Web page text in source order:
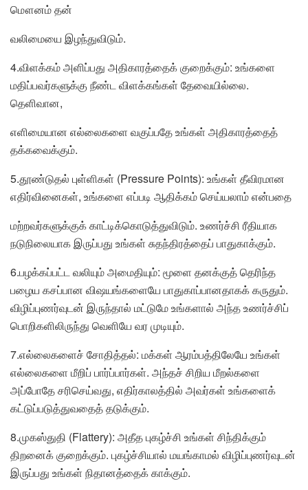
மௌனம் தன்
வலிமையை இழந்துவிடும்.
4.விளக்கம் அளிப்பது அதிகாரத்தைக் குறைக்கும்: உங்களை
மதிப்பவர்களுக்கு நீண்ட விளக்கங்கள் தேவையில்லை.
தெளிவான,
எளிமையான எல்லைகளை வகுப்பதே உங்கள் அதிகாரத்தைத்
தக்கவைக்கும்.
5.தூண்டுதல் புள்ளிகள் (Pressure Points): உங்கள் தீவிரமான
எதிர்வினைகள், உங்களை எப்படி ஆதிக்கம் செய்யலாம் என்பதை
மற்றவர்களுக்குக் காட்டிக்கொடுத்துவிடும். உணர்ச்சி ரீதியாக
நடுநிலையாக இருப்பது உங்கள் சுதந்திரத்தைப் பாதுகாக்கும்.
6.பழக்கப்பட்ட வலியும் அமைதியும்: மூளை தனக்குத் தெரிந்த
பழைய கசப்பான விஷயங்களையே பாதுகாப்பானதாகக் கருதும்.
விழிப்புணர்வுடன் இருந்தால் மட்டுமே உங்களால் அந்த உணர்ச்சிப்
பொறிகளிலிருந்து வெளியே வர முடியும்.
7.எல்லைகளைச் சோதித்தல்: மக்கள் ஆரம்பத்திலேயே உங்கள்
எல்லைகளை மீறிப் பார்ப்பார்கள். அந்தச் சிறிய மீறல்களை
அப்போதே சரிசெய்வது, எதிர்காலத்தில் அவர்கள் உங்களைக்
கட்டுப்படுத்துவதைத் தடுக்கும்.
8.முகஸ்துதி (Flattery): அதீத புகழ்ச்சி உங்கள் சிந்திக்கும்
திறனைக் குறைக்கும். புகழ்ச்சியால் மயங்காமல் விழிப்புணர்வுடன்
இருப்பது உங்கள் நிதானத்தைக் காக்கும்.